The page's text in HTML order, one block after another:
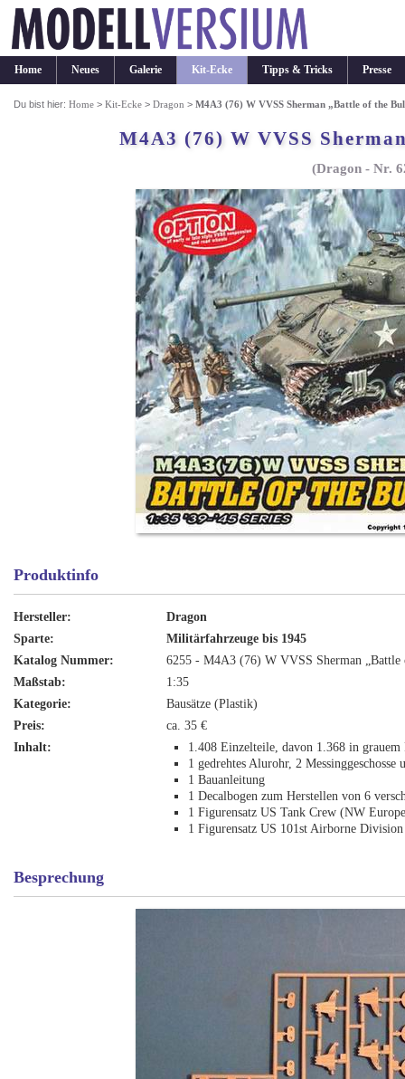
Home Neues Galerie Kit-Ecke Tipps & Tricks Presse
Du bist hier:Home >Kit-Ecke >Dragon >M4A3 (76) W VVSS Sherman „Battle of the
M4A3 (76) W VVSS
(Dragon - Nr.
Produktinfo
Hersteller:
Dragon
Sparte:
Militärfahrzeuge bis 1945
Katalog Nummer:
6255 - M4A3 (76) W VVSS Sherman „Battle
Maßstab:
1:35
Kategorie:
Bausätze (Plastik)
Preis:
ca. 35 €
Inhalt:
1.408 Einzelteile, davon 1.368 in
1 gedrehtes Alurohr, 2 Messinggeschosse
1 Bauanleitung
1 Decalbogen zum Herstellen von 6
1 Figurensatz US Tank Crew (NW
1 Figurensatz US 101st Airborne
Besprechung